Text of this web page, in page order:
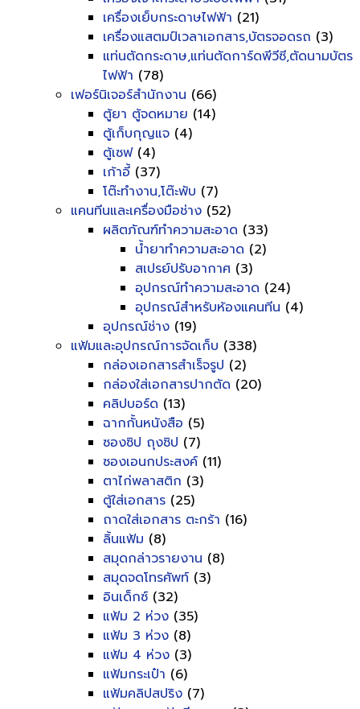
เครื่องเย็บกระดาษไฟฟ้า (21)
เครื่องแสตมป์เวลาเอกสาร,บัตรจอดรถ (3)
แท่นตัดกระดาษ,แท่นตัดการ์ดพีวีซี,ตัดนามบัตร
ไฟฟ้า (78)
เฟอร์นิเจอร์สำนักงาน (66)
ตู้ยา ตู้จดหมาย (14)
ตู้เก็บกุญแจ (4)
ตู้เซฟ(4)
เก้าอี้ (37)
โต๊ะทำงาน,โต๊ะพับ (7)
แคนทีนและเครื่องมือช่าง (52)
ผลิตภัณฑ์ทำความสะอาด (33)
น้ำยาทำความสะอาด (2)
สเปรย์ปรับอากาศ (3)
อุปกรณ์ทำความสะอาด (24)
อุปกรณ์สำหรับห้องแคนทีน (4)
อุปกรณ์ช่าง (19)
แฟ้มและอุปกรณ์การจัดเก็บ (338)
กล่องเอกสารสำเร็จรูป (2)
กล่องใส่เอกสารปากตัด (20)
คลิปบอร์ด (13)
ฉากกั้นหนังสือ (5)
ซองซิป ถุงซิป (7)
ซองเอนกประสงค์ (11)
ตาไก่พลาสติก (3)
ตู้ใส่เอกสาร (25)
ถาดใส่เอกสาร ตะกร้า (16)
ลิ้นแฟ้ม (8)
สมุดกล่าวรายงาน (8)
สมุดจดโทรศัพท์ (3)
อินเด็กซ์ (32)
แฟ้ม 2 ห่วง (35)
แฟ้ม 3 ห่วง (8)
แฟ้ม 4 ห่วง (3)
แฟ้มกระเป๋า (6)
แฟ้มคลิปสปริง (7)